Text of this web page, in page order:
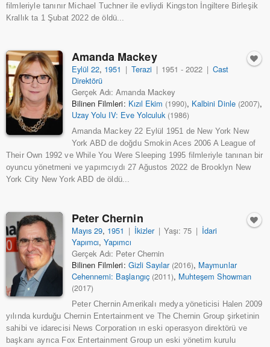
filmleriyle tanınır Michael Tuchner ile evliydi Kingston İngiltere Birleşik
Krallık ta 1 Şubat 2022 de öldü...
Amanda Mackey
Eylül 22, 1951 | Terazi | 1951 - 2022 | Cast
Direktörü
Gerçek Adı: Amanda Mackey
Bilinen Filmleri: Kızıl Ekim (1990), Kalbini Dinle (2007),
Uzay Yolu IV: Eve Yolculuk (1986)
Amanda Mackey 22 Eylül 1951 de New York New
York ABD de doğdu Smokin Aces 2006 A League of
Their Own 1992 ve While You Were Sleeping 1995 filmleriyle tanınan bir
oyuncu yönetmeni ve yapımcıydı 27 Ağustos 2022 de Brooklyn New
York City New York ABD de öldü...
Peter Chernin
Mayıs 29, 1951 | İkizler | Yaşı: 75 | İdari
Yapımcı,Yapımcı
Gerçek Adı: Peter Chernin
Bilinen Filmleri: Gizli Sayılar (2016), Maymunlar
Cehennemi: Başlangıç (2011), Muhteşem Showman
(2017)
Peter Chernin Amerikalı medya yöneticisi Halen 2009
yılında kurduğu Chernin Entertainment ve The Chernin Group şirketinin
sahibi ve idarecisi News Corporation ın eski operasyon direktörü ve
başkanı ayrıca Fox Entertainment Group un eski yönetim kurulu